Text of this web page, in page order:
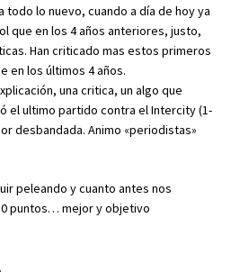
todo lo nuevo, cuando a día de hoy ya
que en los 4 años anteriores, justo,
Han criticado mas estos primeros
en los últimos 4 años.
una critica, un algo que
el ultimo partido contra el Intercity (1-
desbandada. Animo «periodistas»
peleando y cuanto antes nos
puntos… mejor y objetivo